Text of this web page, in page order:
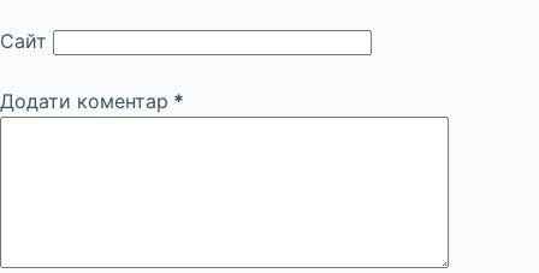
Сайт
Додати коментар *